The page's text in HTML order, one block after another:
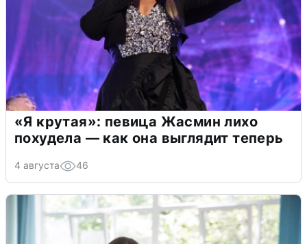
«Я крутая»: певица Жасмин лихо
похудела — как она выглядит теперь
4 августа 46